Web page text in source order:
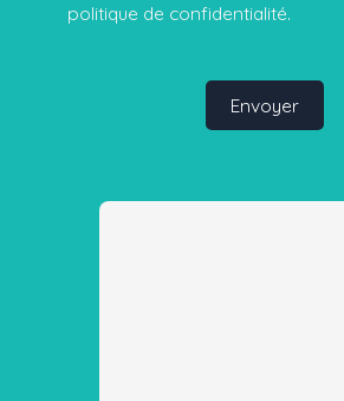
politique de confidentialité.
Envoyer